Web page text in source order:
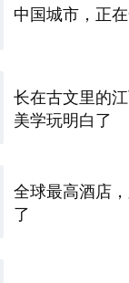
中国城市，正
长在古文里的
美学玩明白了
全球最高酒店
了